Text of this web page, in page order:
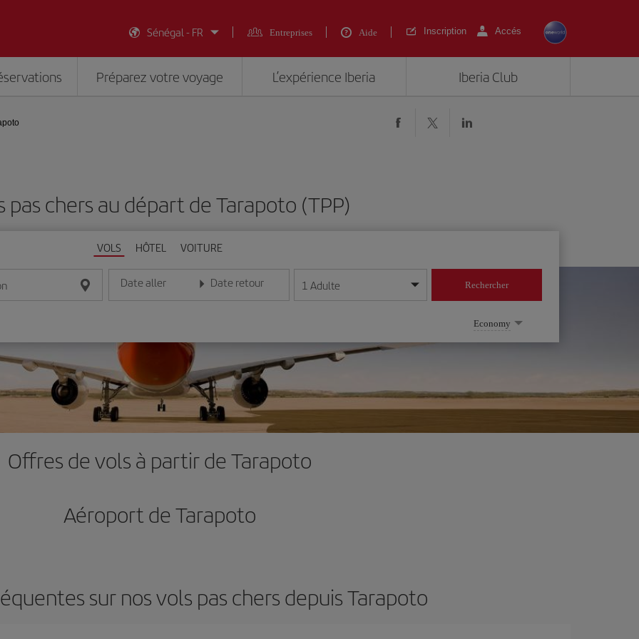
Sénégal - FR
Entreprises Aide Inscription Accés
Préparez votre voyage L’expérience Iberia Iberia Club
pas chers au départ de Tarapoto (TPP)
VOLS HÔTEL VOITURE
Date aller
Entrez la date au format jour/mois/année
Date retour
Entrez la date au format jour/mois/année
1 Adulte Rechercher
Economy
Offres de vols à partir de Tarapoto
Aéroport de Tarapoto
sur nos vols pas chers depuis Tarapoto